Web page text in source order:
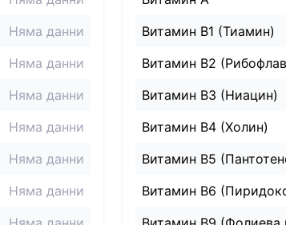
Няма данни
Няма данни
Няма данни
Няма данни
Няма данни
Няма данни
Витамин B1 (Тиамин)
Витамин B2
Витамин B3 (Ниацин)
Витамин B4 (Холин)
Витамин B5
Витамин B6